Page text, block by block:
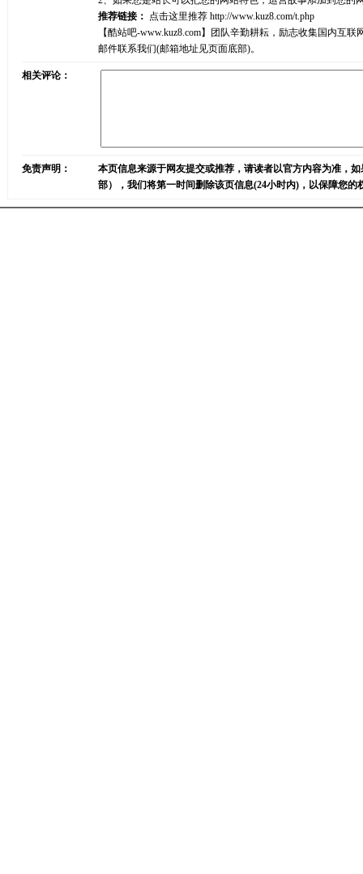
推荐链接： 点击这里推荐 http://www.kuz8.com/t.php
【酷站吧-www.kuz8.com】团队辛勤耕耘，励志收集国内互
邮件联系我们(邮箱地址见页面底部)。
相关评论：
免责声明：
本页信息来源于网友提交或推荐，请读者以官方内容为准，
部），我们将第一时间删除该页信息(24小时内)，以保障您的